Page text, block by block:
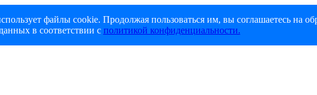
файлы cookie. Продолжая пользоваться им, вы соглашаетесь на
в соответствии с политикой конфиденциальности.